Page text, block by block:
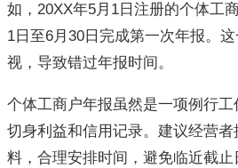
如，20XX年5月1日注册的个体工
1日至6月30日完成第一次年报。
视，导致错过年报时间。
个体工商户年报虽然是一项例行
切身利益和信用记录。建议经营
料，合理安排时间，避免临近截